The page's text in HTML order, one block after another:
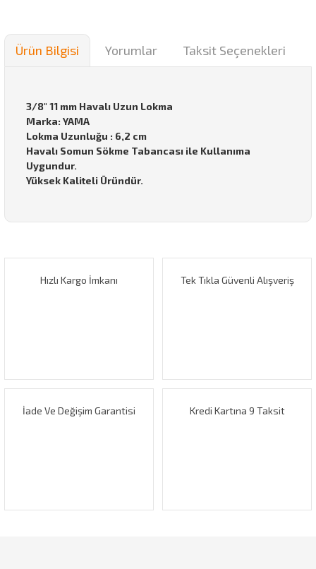
Ürün Bilgisi Yorumlar Taksit Seçenekleri
3/8" 11 mm Havalı Uzun Lokma
Marka: YAMA
Lokma Uzunluğu : 6,2 cm
Havalı Somun Sökme Tabancası ile Kullanıma
Uygundur.
Yüksek Kaliteli Üründür.
Görüş ve önerileriniz için teşekkür ederiz.
Hızlı Kargo İmkanı Tek Tıkla Güvenli Alışveriş
İade Ve Değişim Garantisi Kredi Kartına 9 Taksit